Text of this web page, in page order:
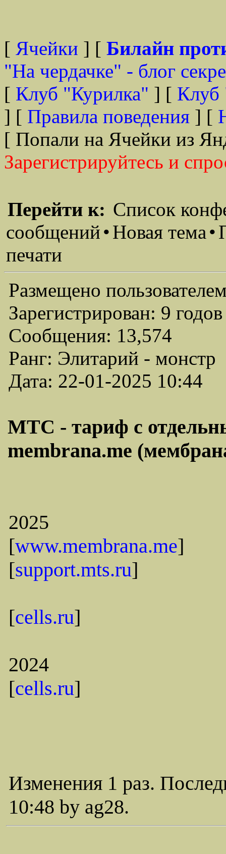
[ Ячейки ] [ Билайн
"На чердачке" - блог
[ Клуб "Курилка" ] [ Клуб
] [ Правила поведения ] [
[ Попали на Ячейки из
Зарегистрируйтесь и
Перейти к: Список
сообщений•Новая тема•
печати
Размещено
Зарегистрирован: 9
Сообщения: 13,574
Ранг: Элитарий - монстр
Дата: 22-01-2025 10:44
МТС - тариф с
membrana.me
2025
[www.membrana.me]
[support.mts.ru]
[cells.ru]
2024
[cells.ru]
Изменения 1 раз.
10:48 by ag28.